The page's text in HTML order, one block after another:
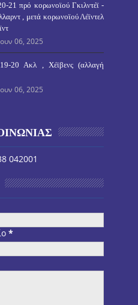
21 πρό κορωνοϊού Γκιλντέϊ -
, μετά κορωνοϊού Λέϊντελ
06, 2025
20 Ακλ , Χέϊβενς (αλλαγή
06, 2025
042001
*